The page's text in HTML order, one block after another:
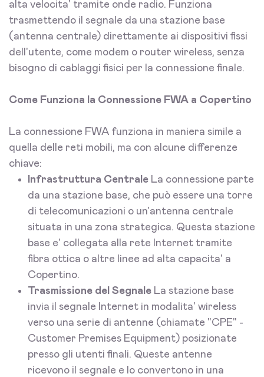
alta velocita' tramite onde radio. Funziona
trasmettendo il segnale da una stazione base
(antenna centrale) direttamente ai dispositivi fissi
dell'utente, come modem o router wireless, senza
bisogno di cablaggi fisici per la connessione finale.
Come Funziona la Connessione FWA a Copertino
La connessione FWA funziona in maniera simile a
quella delle reti mobili, ma con alcune differenze
chiave:
Infrastruttura Centrale La connessione parte
da una stazione base, che può essere una torre
di telecomunicazioni o un'antenna centrale
situata in una zona strategica. Questa stazione
base e' collegata alla rete Internet tramite
fibra ottica o altre linee ad alta capacita' a
Copertino.
Trasmissione del Segnale La stazione base
invia il segnale Internet in modalita' wireless
verso una serie di antenne (chiamate "CPE" -
Customer Premises Equipment) posizionate
presso gli utenti finali. Queste antenne
ricevono il segnale e lo convertono in una